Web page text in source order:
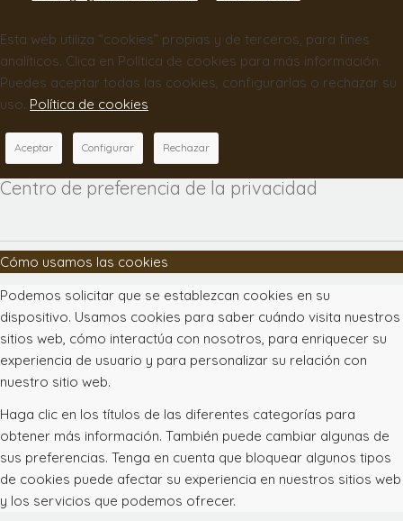
Esta web utiliza “cookies” propias y de terceros, para fines
analíticos. Clica en Política de cookies para más información.
Puedes aceptar todas las cookies, configurarlas o rechazar su
uso. Política de cookies
Aceptar Configurar Rechazar
Centro de preferencia de la privacidad
Cómo usamos las cookies
Podemos solicitar que se establezcan cookies en su
dispositivo. Usamos cookies para saber cuándo visita nuestros
sitios web, cómo interactúa con nosotros, para enriquecer su
experiencia de usuario y para personalizar su relación con
nuestro sitio web.
Haga clic en los títulos de las diferentes categorías para
obtener más información. También puede cambiar algunas de
sus preferencias. Tenga en cuenta que bloquear algunos tipos
de cookies puede afectar su experiencia en nuestros sitios web
y los servicios que podemos ofrecer.